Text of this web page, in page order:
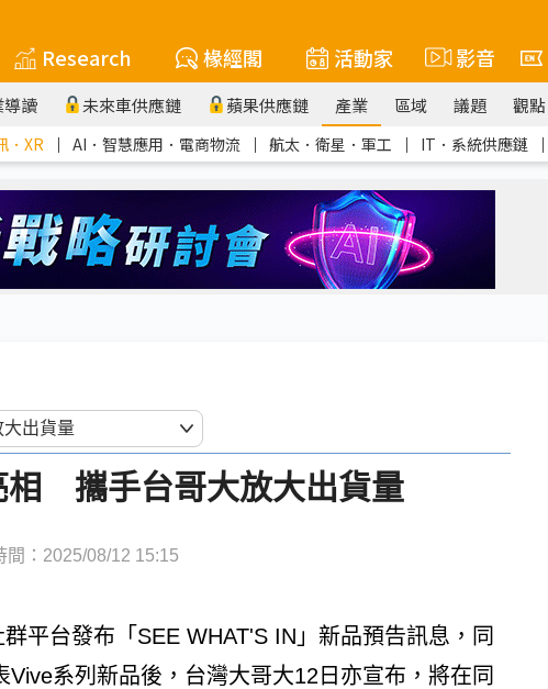
Research 椽經閣 活動家 影音
導讀 未來車供應鏈 蘋果供應鏈 產業 區域 議題 觀點
．XR ｜ AI．智慧應用．電商物流 ｜ 航太．衛星．軍工 ｜ IT．系統供應鏈 ｜
相 攜手台哥大放大出貨量
間：2025/08/12 15:15
平台發布「SEE WHAT'S IN」新品預告訊息，同
系列新品後，台灣大哥大12日亦宣布，將在同